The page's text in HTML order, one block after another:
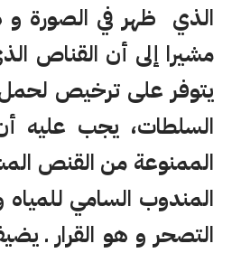
الذي ظهر في الصورة و
مشيرا إلى أن القناص
يتوفر على ترخيص
السلطات، يجب عليه
الممنوعة من القنص
المندوب السامي للمياه
التصحر و هو القرار ـ